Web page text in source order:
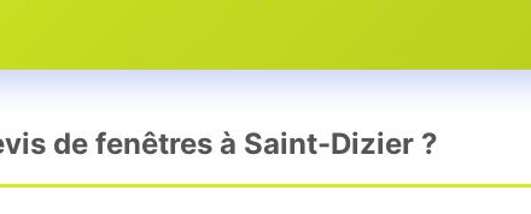
de fenêtres à Saint-Dizier ?